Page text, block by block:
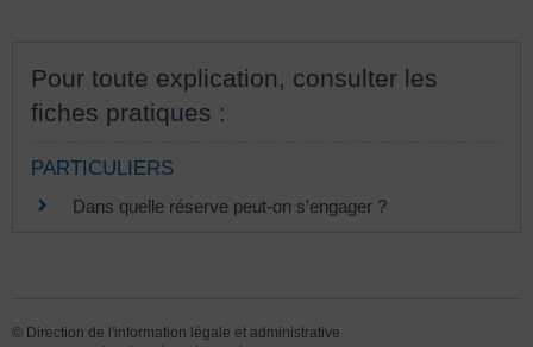
Pour toute explication, consulter les
fiches pratiques :
PARTICULIERS
Dans quelle réserve peut-on s'engager ?
© Direction de l'information légale et administrative